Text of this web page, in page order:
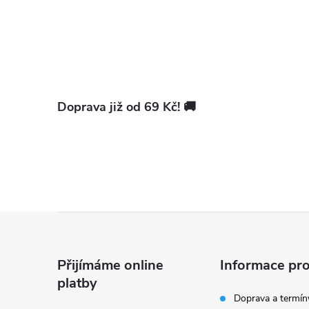
Doprava již od 69 Kč! 🚚
Přijímáme online
platby
Informace
Doprava a